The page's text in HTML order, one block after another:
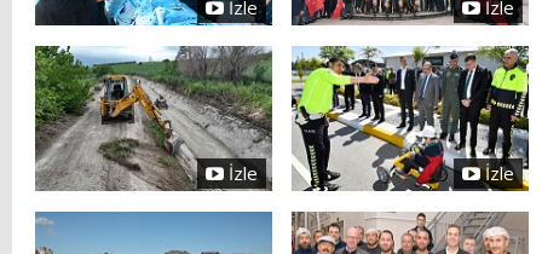
İzle İzle
İzle İzle